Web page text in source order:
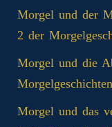
Morgel und der
2 der
Morgel und die
Morgel und das